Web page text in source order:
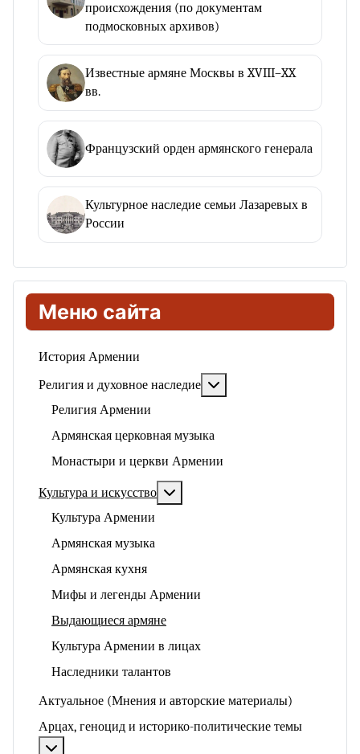
Меню сайта
История Армении
Религия и духовное наследие
Религия Армении
Армянская церковная музыка
Монастыри и церкви Армении
Культура и искусство
Культура Армении
Армянская музыка
Армянская кухня
Мифы и легенды Армении
Выдающиеся армяне
Культура Армении в лицах
Наследники талантов
Актуальное (Мнения и авторские материалы)
Арцах, геноцид и историко-политические темы
происхождения (по документам
подмосковных архивов)
Известные армяне Москвы в XVIII–XX
вв.
Французский орден армянского генерала
Культурное наследие семьи Лазаревых в
России